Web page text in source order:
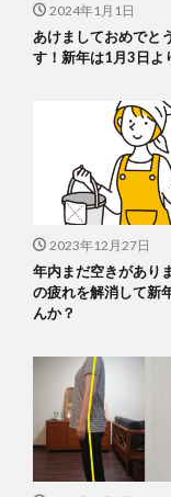
2024年1月1日
あけましておめでと
す！新年は1月3日よ
2023年12月27日
年内まだ空きがあり
の疲れを解消して新
んか？